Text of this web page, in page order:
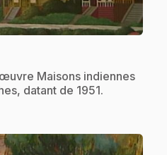
Maisons indiennes
datant de 1951.